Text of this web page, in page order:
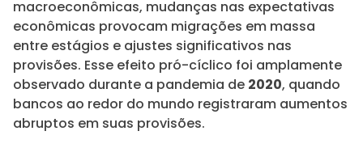
macroeconômicas, mudanças nas expectativas
econômicas provocam migrações em massa
entre estágios e ajustes significativos nas
provisões. Esse efeito pró-cíclico foi amplamente
observado durante a pandemia de 2020, quando
bancos ao redor do mundo registraram aumentos
abruptos em suas provisões.